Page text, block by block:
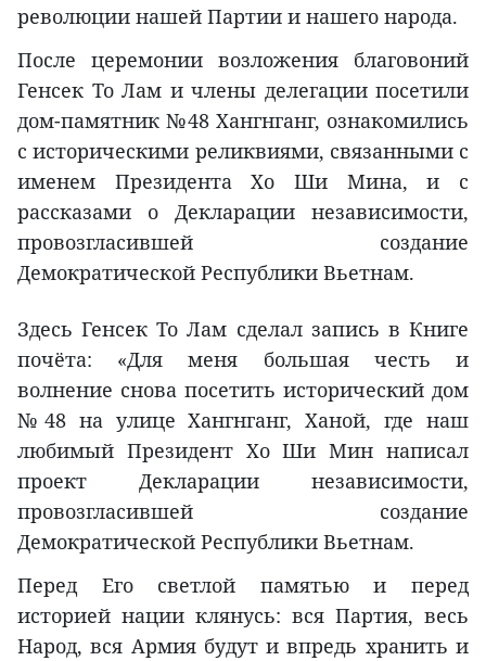
революции нашей Партии и нашего народа.
После церемонии возложения благовоний
Генсек То Лам и члены делегации посетили
дом-памятник №48 Хангнганг, ознакомились
с историческими реликвиями, связанными с
именем Президента Хо Ши Мина, и с
рассказами о Декларации независимости,
провозгласившей создание
Демократической Республики Вьетнам.
Здесь Генсек То Лам сделал запись в Книге
почёта: «Для меня большая честь и
волнение снова посетить исторический дом
№48 на улице Хангнганг, Ханой, где наш
любимый Президент Хо Ши Мин написал
проект Декларации независимости,
провозгласившей создание
Демократической Республики Вьетнам.
Перед Его светлой памятью и перед
историей нации клянусь: вся Партия, весь
Народ, вся Армия будут и впредь хранить и